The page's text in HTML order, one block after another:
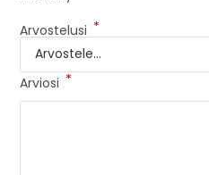
Arvostelusi *
Arviosi *